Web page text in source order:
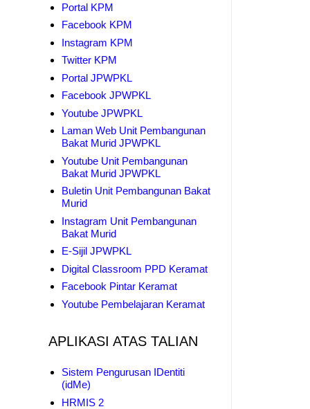
Portal KPM
Facebook KPM
Instagram KPM
Twitter KPM
Portal JPWPKL
Facebook JPWPKL
Youtube JPWPKL
Laman Web Unit Pembangunan
Bakat Murid JPWPKL
Youtube Unit Pembangunan
Bakat Murid JPWPKL
Buletin Unit Pembangunan Bakat
Murid
Instagram Unit Pembangunan
Bakat Murid
E-Sijil JPWPKL
Digital Classroom PPD Keramat
Facebook Pintar Keramat
Youtube Pembelajaran Keramat
APLIKASI ATAS TALIAN
Sistem Pengurusan IDentiti
(idMe)
HRMIS 2